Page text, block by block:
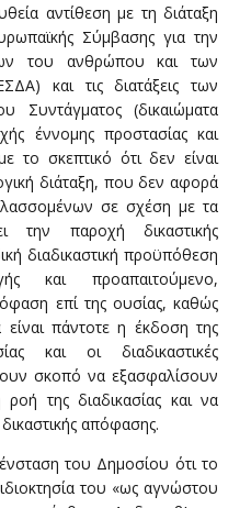
αντίθεση με τη διάταξη
Σύμβασης για την
του ανθρώπου και των
και τις διατάξεις των
(δικαιώματα
έννομης προστασίας και
το σκεπτικό ότι δεν είναι
διάταξη, που δεν αφορά
σε σχέση με τα
την παροχή δικαστικής
διαδικαστική προϋπόθεση
και προαπαιτούμενο,
επί της ουσίας, καθώς
πάντοτε η έκδοση της
και οι διαδικαστικές
σκοπό να εξασφαλίσουν
της διαδικασίας και να
απόφασης.
του Δημοσίου ότι το
του «ως αγνώστου